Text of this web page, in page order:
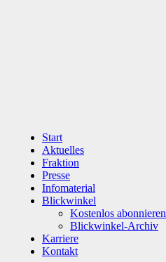
Start
Aktuelles
Fraktion
Presse
Infomaterial
Blickwinkel
Kostenlos abonnieren
Blickwinkel-Archiv
Karriere
Kontakt